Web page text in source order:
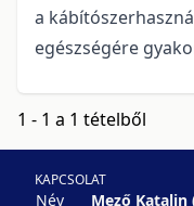
a
egészségére
1 - 1 a 1 tételből
KAPCSOLAT
Név Mező Katalin